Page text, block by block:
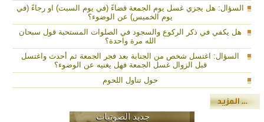
السؤال: هل يجزي غسل يوم الجمعة قضاءً (في يوم السبت) او رجاءً (في
يوم الخميس) عن الوضوء؟
هل يكفي في ذكر الركوع والسجود في الصلوات المستحبة قول سبحان
الله مرة واحدة؟
السؤال: اغتسل شخص من الجنابة بعد فجر الجمعة ثم أحدث واغتسل
قبل الزوال غسل الجمعة فهل يغنيه عن الوضوء؟
حول تناول اللحوم
جديد الصوتيات